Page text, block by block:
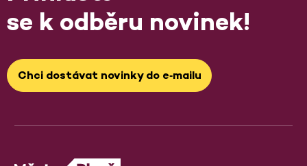
se k odběru novinek!
Chci dostávat novinky do e‑mailu